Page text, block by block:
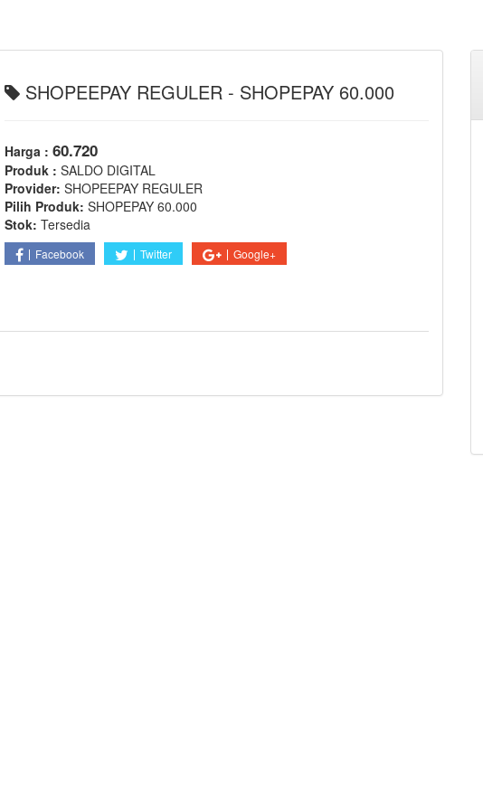
SHOPEEPAY REGULER - SHOPEPAY 60.000
Harga :60.720
Produk : SALDO DIGITAL
Provider: SHOPEEPAY REGULER
Pilih Produk: SHOPEPAY 60.000
Stok: Tersedia
Facebook Twitter Google+